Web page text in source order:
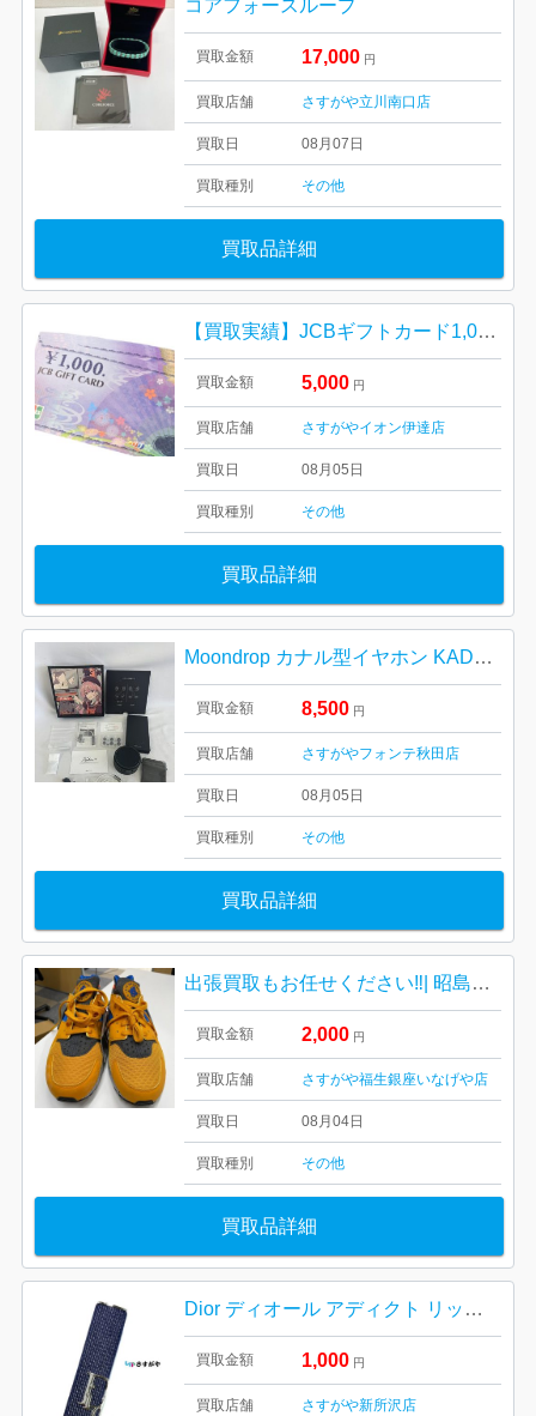
コアフォースループ
買取金額 17,000 円
買取店舗 さすがや立川南口店
買取日 08月07日
買取種別 その他
買取品詳細
【買取実績】JCBギフトカード1,000円分を額面買取しました！キャンペーン開催中｜イオン伊達店
買取金額 5,000 円
買取店舗 さすがやイオン伊達店
買取日 08月05日
買取種別 その他
買取品詳細
Moondrop カナル型イヤホン KADENZ
買取金額 8,500 円
買取店舗 さすがやフォンテ秋田店
買取日 08月05日
買取種別 その他
買取品詳細
出張買取もお任せください‼︎| 昭島市福島町 | ナイキのスポーツシューズおまとめ
買取金額 2,000 円
買取店舗 さすがや福生銀座いなげや店
買取日 08月04日
買取種別 その他
買取品詳細
Dior ディオール アディクト リップケース
買取金額 1,000 円
買取店舗 さすがや新所沢店